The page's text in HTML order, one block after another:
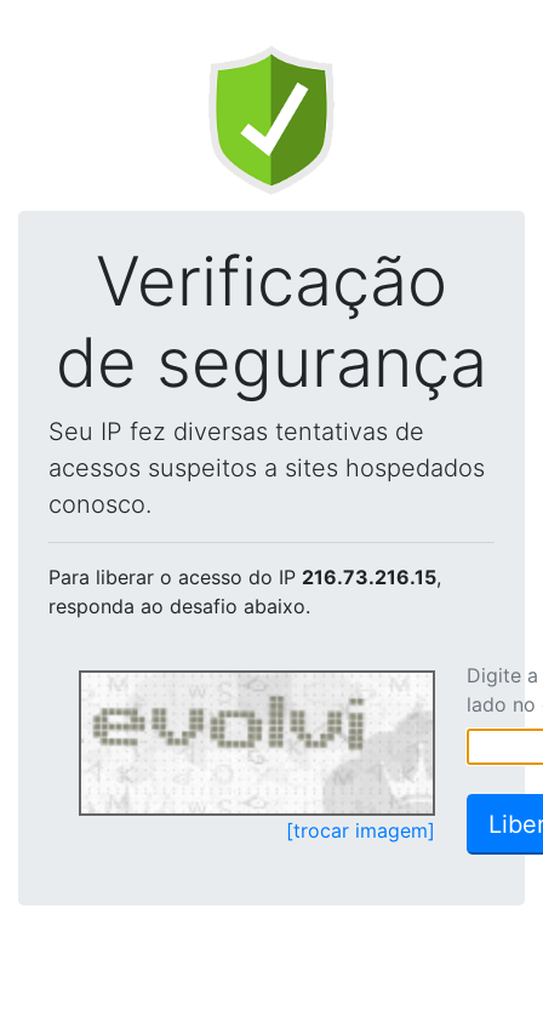
Verificação
de segurança
Seu IP fez diversas tentativas de
acessos suspeitos a sites hospedados
conosco.
Para liberar o acesso do IP 216.73.216.15,
responda ao desafio abaixo.
[trocar imagem]
Digite
lado no